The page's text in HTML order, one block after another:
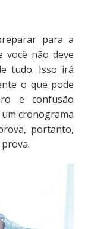
para a
você não deve
tudo. Isso irá
o que pode
e confusão
cronograma
portanto,